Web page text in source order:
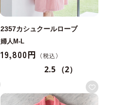
2357カシュクールローブ
婦人M-L
19,800円
2.5 （2）